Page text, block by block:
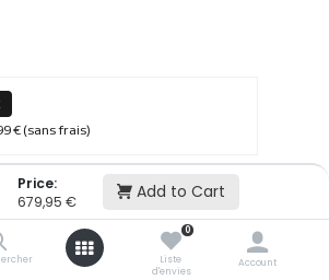
Price:
679,95 € Add to Cart
0
Liste
d'envies
Account
€ (sans frais)
Ajouter au panier
d'envie